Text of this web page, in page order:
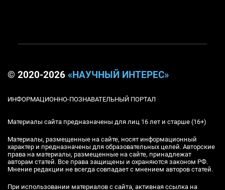
© 2020-2026 «НАУЧНЫЙ ИНТЕРЕС»
ИНФОРМАЦИОННО-ПОЗНАВАТЕЛЬНЫЙ ПОРТАЛ
Материалы сайта предназначены для лиц 16 лет и старше (16+)
Материалы, размещенные на сайте, носят информационный
характер и предназначены для образовательных целей. Авторские
права на материалы, размещенные на сайте, принадлежат
авторам статей. Все права защищены и охраняются законом РФ.
Мнение редакции не всегда совпадает с мнением авторов статей.
При использовании материалов с сайта, активная ссылка на